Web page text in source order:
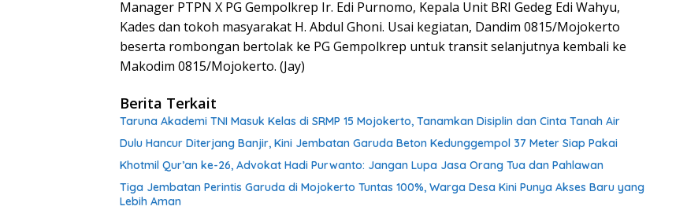
Manager PTPN X PG Gempolkrep Ir. Edi Purnomo, Kepala Unit BRI Gedeg Edi Wahyu,
Kades dan tokoh masyarakat H. Abdul Ghoni. Usai kegiatan, Dandim 0815/Mojokerto
beserta rombongan bertolak ke PG Gempolkrep untuk transit selanjutnya kembali ke
Makodim 0815/Mojokerto. (Jay)
Berita Terkait
Taruna Akademi TNI Masuk Kelas di SRMP 15 Mojokerto, Tanamkan Disiplin dan Cinta Tanah Air
Dulu Hancur Diterjang Banjir, Kini Jembatan Garuda Beton Kedunggempol 37 Meter Siap Pakai
Khotmil Qur’an ke-26, Advokat Hadi Purwanto: Jangan Lupa Jasa Orang Tua dan Pahlawan
Tiga Jembatan Perintis Garuda di Mojokerto Tuntas 100%, Warga Desa Kini Punya Akses Baru yang
Lebih Aman